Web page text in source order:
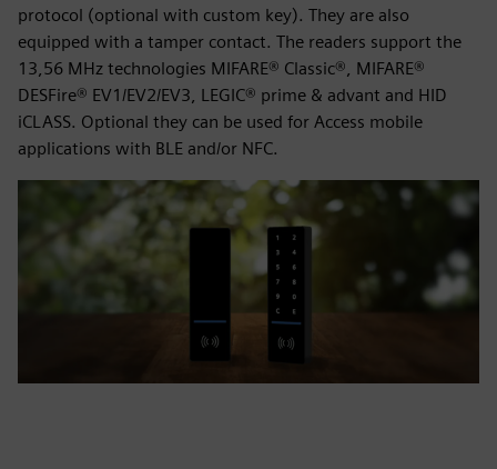
protocol (optional with custom key). They are also
equipped with a tamper contact. The readers support the
13,56 MHz technologies MIFARE® Classic®, MIFARE®
DESFire® EV1/EV2/EV3, LEGIC® prime & advant and HID
iCLASS. Optional they can be used for Access mobile
applications with BLE and/or NFC.